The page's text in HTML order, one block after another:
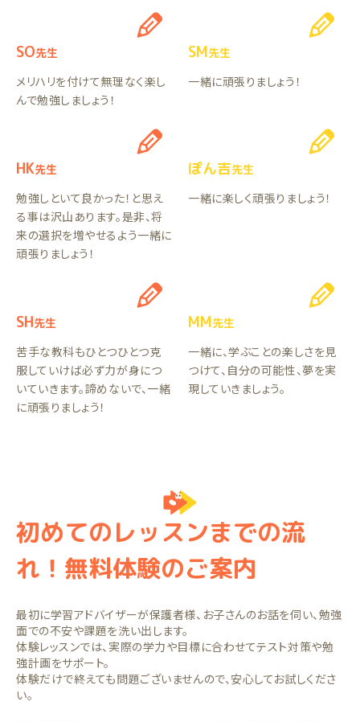
SO先生
メリハリを付けて無理なく楽し
んで勉強しましょう！
SM先生
一緒に頑張りましょう！
HK先生
勉強しといて良かった！と思え
る事は沢山あります。是非、将
来の選択を増やせるよう一緒に
頑張りましょう！
ぽん吉先生
一緒に楽しく頑張りましょう！
SH先生
苦手な教科もひとつひとつ克
服していけば必ず力が身につ
いていきます。諦めないで、一緒
に頑張りましょう！
MM先生
一緒に、学ぶことの楽しさを見
つけて、自分の可能性、夢を実
現していきましょう。
初めてのレッスンまでの流
れ！無料体験のご案内
最初に学習アドバイザーが保護者様、お子さんのお話を伺い、勉強
面での不安や課題を洗い出します。
体験レッスンでは、実際の学力や目標に合わせてテスト対策や勉
強計画をサポート。
体験だけで終えても問題ございませんので、安心してお試しくださ
い。